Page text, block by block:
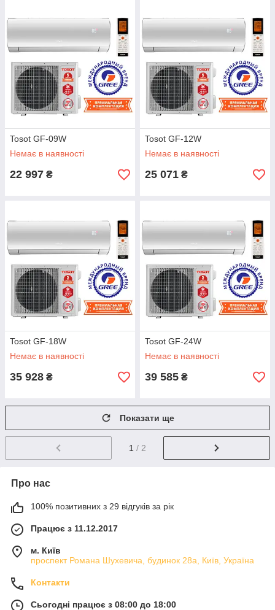
Tosot GF-09W
Немає в наявності
22 997 ₴
Tosot GF-12W
Немає в наявності
25 071 ₴
Tosot GF-18W
Немає в наявності
35 928 ₴
Tosot GF-24W
Немає в наявності
39 585 ₴
Показати ще
1 / 2
Про нас
100% позитивних з 29 відгуків за рік
Працює з 11.12.2017
м. Київ
проспект Романа Шухевича, будинок 28а, Київ, Україна
Контакти
Сьогодні працює з 08:00 до 18:00